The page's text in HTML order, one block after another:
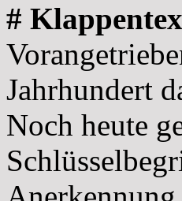
#
Jahrhundert
Noch heute